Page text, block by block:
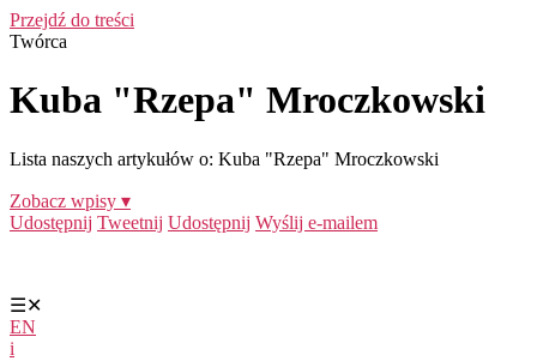
Przejdź do treści
Twórca
Kuba "Rzepa" Mroczkowski
Lista naszych artykułów o: Kuba "Rzepa" Mroczkowski
Zobacz wpisy ▾
Udostępnij Tweetnij Udostępnij Wyślij e-mailem
☰✕
EN
i